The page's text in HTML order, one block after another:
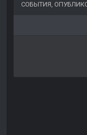
СОБЫТИЯ,